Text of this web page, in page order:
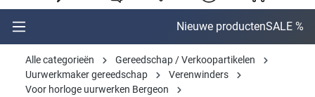
Nieuwe productenSALE %
Alle categorieën
Gereedschap / Verkoopartikelen
Uurwerkmaker gereedschap
Verenwinders
Voor horloge uurwerken Bergeon